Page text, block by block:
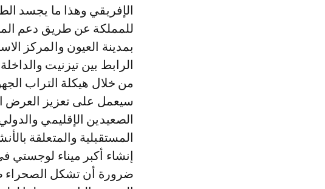
الإفريقي وهذا ما يجسد
للمملكة عن طريق دعم
بمدينة العيون والمركز
الرابط بين تيزنيت
من خلال هيكلة التراب
سيعمل على تعزيز العرض
الصعيدين الإقليمي
المستقبلية والمتعلقة
إنشاء أكبر ميناء لوجستي
ضرورة أن تشكل الصحراء